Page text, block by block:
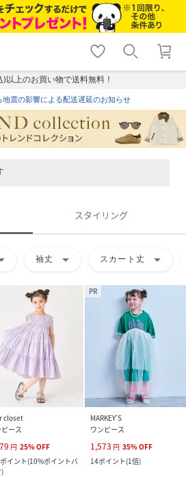
shopping_cart lock_outline
ログイン
以上のお買い物で送料無料！
震の影響による配送遅延のお知らせ
スタイリング
袖丈 arrow_drop_down スカート丈 arrow_drop_down
closet
ース
円 25%OFF
ポイント(10%ポイントバ
)
PR
MARKEY’S
ワンピース
1,573 円 35%OFF
14ポイント(1倍)